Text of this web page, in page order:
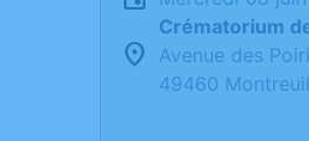
Crématorium
Avenue des
49460